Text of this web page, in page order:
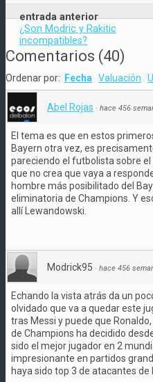
entrada anterior
¿Son Modric y Rakitic
incompatibles?
Comentarios (40)
Ordenar por: Fecha Valuación
Abel Rojas · hace 456
El tema es que en estos
Bayern otra vez, es
pareciendo el futbolista sobre
que no crea que vaya a
hombre más posibilitado del
eliminatoria de Champions. Y
allí Lewandowski.
Modrick95 · hace 456
Echando la vista atrás da un
olvidado que va a quedar este
tras Messi y puede que
de Champions ha decidido
sido el mejor jugador en 2
impresionante en partidos
haya sido top 3 de atacantes de